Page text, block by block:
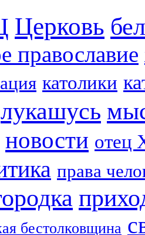
Церковь
православие
католики
лукашусь
новости отец
права
бестолковщина